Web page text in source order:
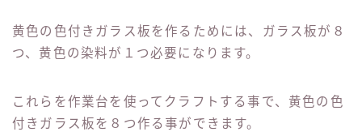
黄色の色付きガラス板を作るためには、ガラス板が８
つ、黄色の染料が１つ必要になります。
これらを作業台を使ってクラフトする事で、黄色の色
付きガラス板を８つ作る事ができます。